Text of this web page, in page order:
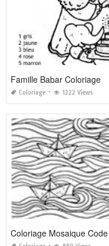
Famille Babar Coloriage
Coloriage 1222 Views
Coloriage Mosaique Code